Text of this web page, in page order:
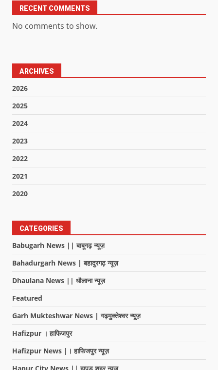
RECENT COMMENTS
No comments to show.
ARCHIVES
2026
2025
2024
2023
2022
2021
2020
CATEGORIES
Babugarh News || बाबूगढ़ न्यूज़
Bahadurgarh News | बहादुरगढ़ न्यूज़
Dhaulana News || धौलाना न्यूज़
Featured
Garh Mukteshwar News | गढ़मुक्तेश्वर न्यूज़
Hafizpur । हाफिजपुर
Hafizpur News |। हाफिजपुर न्यूज़